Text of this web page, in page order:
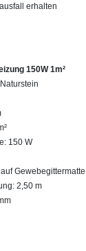
erhalten
150W 1m²
150 W
Gewebegittermatte
2,50 m